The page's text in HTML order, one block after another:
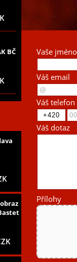
Vaše
Váš email
Váš telefon
Váš dotaz
Přílohy
BČ